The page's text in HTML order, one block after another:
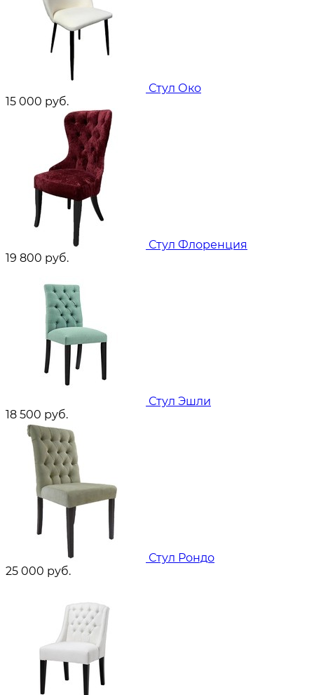
Стул Око
15 000 руб.
Стул Флоренция
19 800 руб.
Стул Эшли
18 500 руб.
Стул Рондо
25 000 руб.